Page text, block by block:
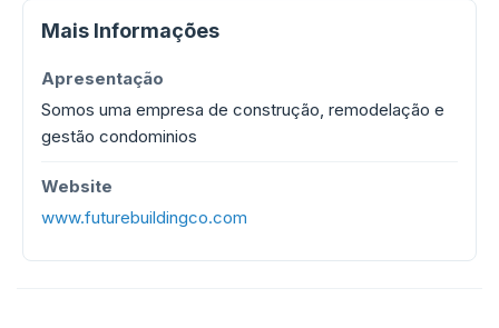
Mais Informações
Apresentação
Somos uma empresa de construção, remodelação e
gestão condominios
Website
www.futurebuildingco.com